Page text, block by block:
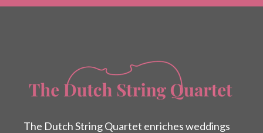
The Dutch String Quartet enriches weddings